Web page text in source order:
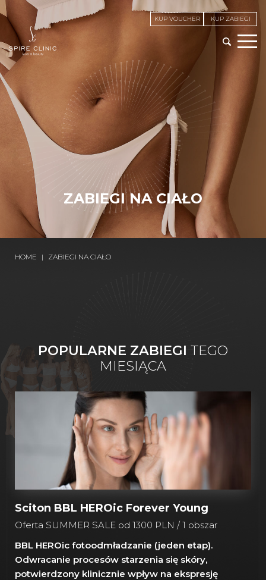
KUP VOUCHER KUP ZABIEGI
ZABIEGI NA CIAŁO
HOME | ZABIEGI NA CIAŁO
POPULARNE ZABIEGI TEGO
MIESIĄCA
Sciton BBL HEROic Forever Young
Oferta SUMMER SALE od 1300 PLN / 1 obszar
BBL HEROic fotoodmładzanie (jeden etap).
Odwracanie procesów starzenia się skóry,
potwierdzony klinicznie wpływ na ekspresję